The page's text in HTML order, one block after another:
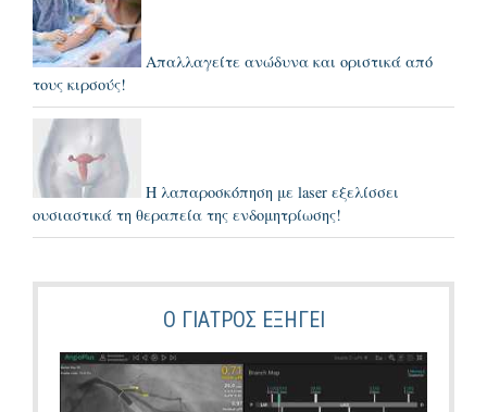
Απαλλαγείτε ανώδυνα και οριστικά από
τους κιρσούς!
Η λαπαροσκόπηση με laser εξελίσσει
ουσιαστικά τη θεραπεία της ενδομητρίωσης!
Ο ΓΙΑΤΡΌΣ ΕΞΗΓΕΙ